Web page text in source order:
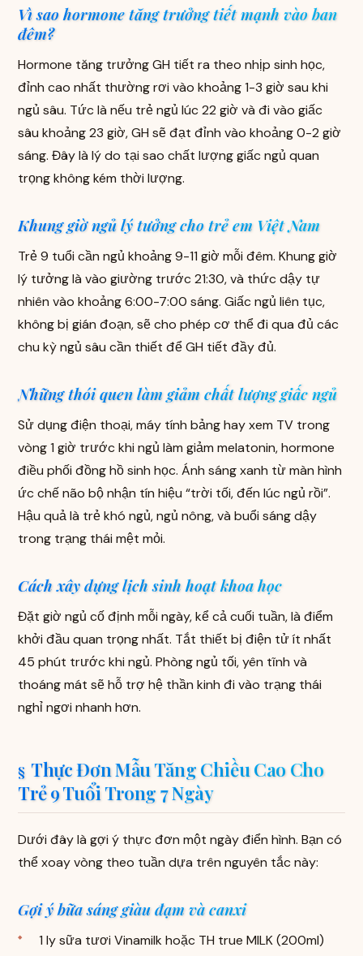
Vì sao hormone tăng trưởng tiết mạnh vào ban
đêm?
Hormone tăng trưởng GH tiết ra theo nhịp sinh học,
đỉnh cao nhất thường rơi vào khoảng 1-3 giờ sau khi
ngủ sâu. Tức là nếu trẻ ngủ lúc 22 giờ và đi vào giấc
sâu khoảng 23 giờ, GH sẽ đạt đỉnh vào khoảng 0-2 giờ
sáng. Đây là lý do tại sao chất lượng giấc ngủ quan
trọng không kém thời lượng.
Khung giờ ngủ lý tưởng cho trẻ em Việt Nam
Trẻ 9 tuổi cần ngủ khoảng 9-11 giờ mỗi đêm. Khung giờ
lý tưởng là vào giường trước 21:30, và thức dậy tự
nhiên vào khoảng 6:00-7:00 sáng. Giấc ngủ liên tục,
không bị gián đoạn, sẽ cho phép cơ thể đi qua đủ các
chu kỳ ngủ sâu cần thiết để GH tiết đầy đủ.
Những thói quen làm giảm chất lượng giấc ngủ
Sử dụng điện thoại, máy tính bảng hay xem TV trong
vòng 1 giờ trước khi ngủ làm giảm melatonin, hormone
điều phối đồng hồ sinh học. Ánh sáng xanh từ màn hình
ức chế não bộ nhận tín hiệu “trời tối, đến lúc ngủ rồi”.
Hậu quả là trẻ khó ngủ, ngủ nông, và buổi sáng dậy
trong trạng thái mệt mỏi.
Cách xây dựng lịch sinh hoạt khoa học
Đặt giờ ngủ cố định mỗi ngày, kể cả cuối tuần, là điểm
khởi đầu quan trọng nhất. Tắt thiết bị điện tử ít nhất
45 phút trước khi ngủ. Phòng ngủ tối, yên tĩnh và
thoáng mát sẽ hỗ trợ hệ thần kinh đi vào trạng thái
nghỉ ngơi nhanh hơn.
Thực Đơn Mẫu Tăng Chiều Cao Cho
Trẻ 9 Tuổi Trong 7 Ngày
Dưới đây là gợi ý thực đơn một ngày điển hình. Bạn có
thể xoay vòng theo tuần dựa trên nguyên tắc này:
Gợi ý bữa sáng giàu đạm và canxi
1 ly sữa tươi Vinamilk hoặc TH true MILK (200ml)